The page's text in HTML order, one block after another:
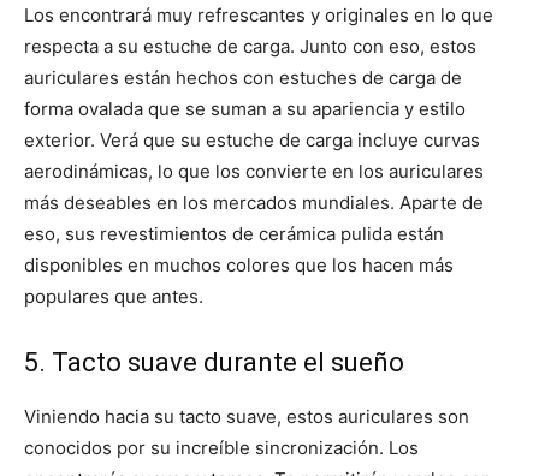
Los encontrará muy refrescantes y originales en lo que
respecta a su estuche de carga. Junto con eso, estos
auriculares están hechos con estuches de carga de
forma ovalada que se suman a su apariencia y estilo
exterior. Verá que su estuche de carga incluye curvas
aerodinámicas, lo que los convierte en los auriculares
más deseables en los mercados mundiales. Aparte de
eso, sus revestimientos de cerámica pulida están
disponibles en muchos colores que los hacen más
populares que antes.
5. Tacto suave durante el sueño
Viniendo hacia su tacto suave, estos auriculares son
conocidos por su increíble sincronización. Los